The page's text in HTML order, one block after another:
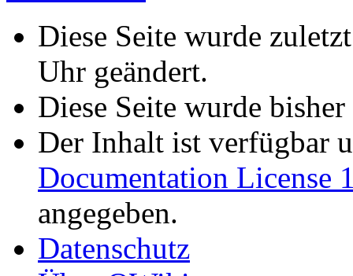
Diese Seite wurde
Uhr geändert.
Diese Seite wurde
Der Inhalt ist verfügbar
Documentation License
angegeben.
Datenschutz